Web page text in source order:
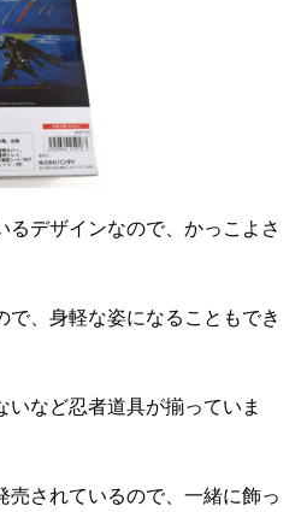
るデザインなので、かっこよさ
で、身軽な姿になることもでき
など忍者道具が揃っていま
売されているので、一緒に飾っ